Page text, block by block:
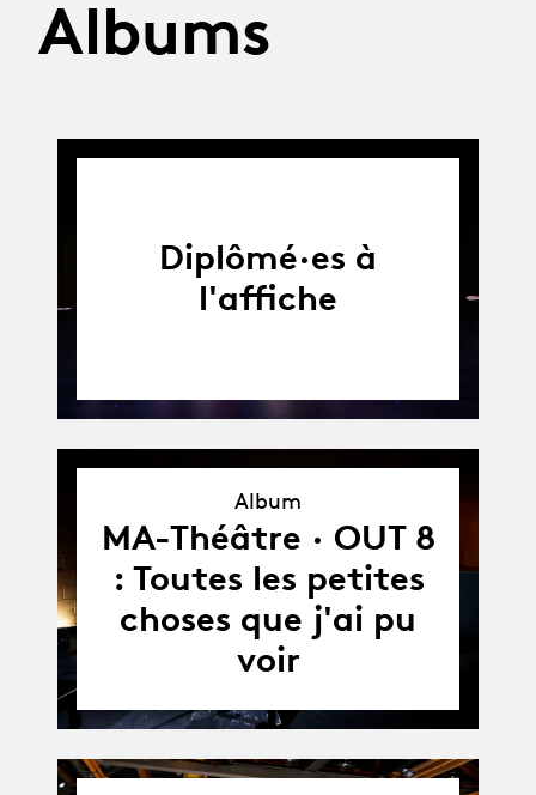
Albums
Diplômé·es à
l'affiche
Album
Album
MA-Théâtre · OUT 8
: Toutes les petites
choses que j'ai pu
voir